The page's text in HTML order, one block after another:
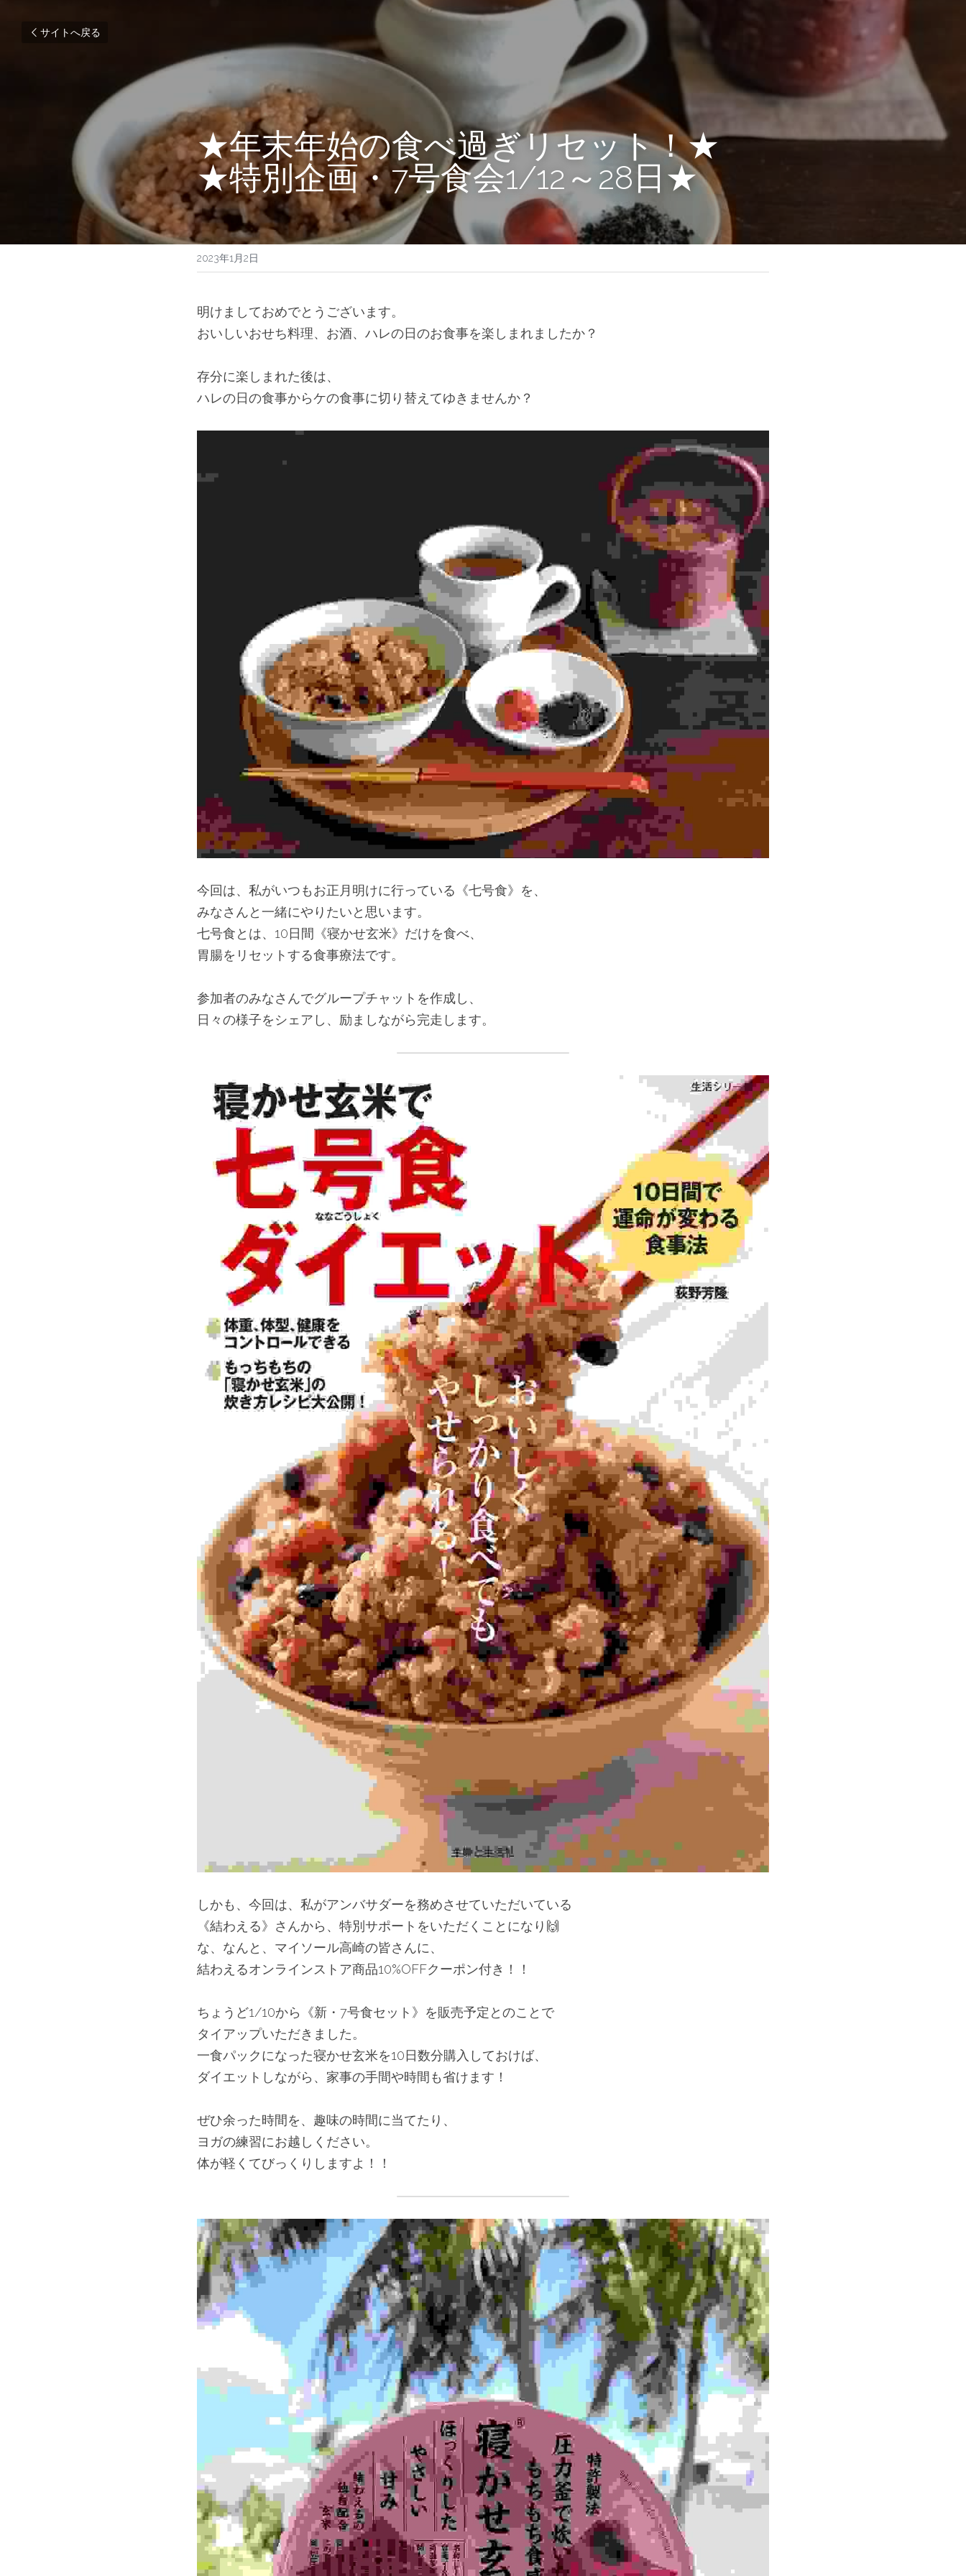
サイトへ戻る
★年末年始の食べ過ぎリセット！★
★特別企画・7号食会1/12～28日★
2023年1月2日
明けましておめでとうございます。
おいしいおせち料理、お酒、ハレの日のお食事を楽しまれましたか？
存分に楽しまれた後は、
ハレの日の食事からケの食事に切り替えてゆきませんか？
今回は、私がいつもお正月明けに行っている《七号食》を、
みなさんと一緒にやりたいと思います。
七号食とは、10日間《寝かせ玄米》だけを食べ、
胃腸をリセットする食事療法です。
参加者のみなさんでグループチャットを作成し、
日々の様子をシェアし、励ましながら完走します。
しかも、今回は、私がアンバサダーを務めさせていただいている
《結わえる》さんから、特別サポートをいただくことになり🙌
な、なんと、マイソール高崎の皆さんに、
結わえるオンラインストア商品10%OFFクーポン付き！！
ちょうど1/10から《新・7号食セット》を販売予定とのことで
タイアップいただきました。
一食パックになった寝かせ玄米を10日数分購入しておけば、
ダイエットしながら、家事の手間や時間も省けます！
ぜひ余った時間を、趣味の時間に当てたり、
ヨガの練習にお越しください。
体が軽くてびっくりしますよ！！